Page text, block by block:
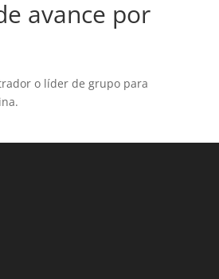
avance por
o líder de grupo para